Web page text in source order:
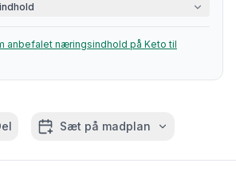
anbefalet næringsindhold på Keto til
Sæt på madplan